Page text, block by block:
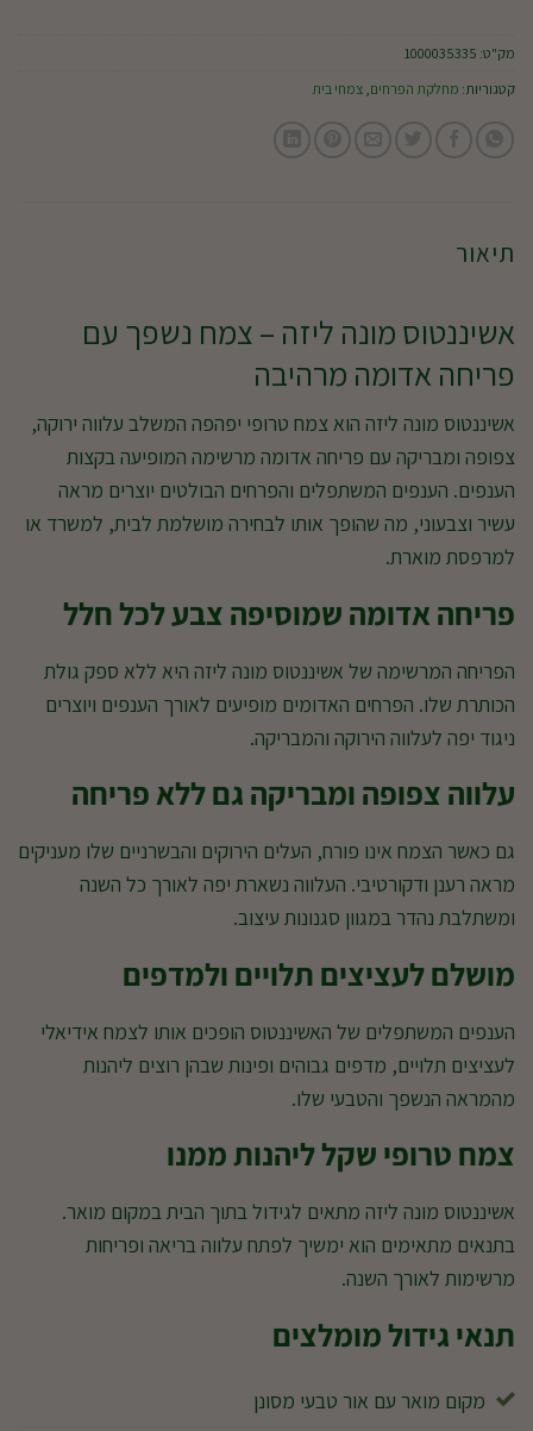
מק"ט: 1000035335
קטגוריות: מחלקת הפרחים,צמחי בית
תיאור
אשיננטוס מונה ליזה – צמח נשפך עם
פריחה אדומה מרהיבה
אשיננטוס מונה ליזה הוא צמח טרופי יפהפה המשלב עלווה ירוקה,
צפופה ומבריקה עם פריחה אדומה מרשימה המופיעה בקצות
הענפים. הענפים המשתפלים והפרחים הבולטים יוצרים מראה
עשיר וצבעוני, מה שהופך אותו לבחירה מושלמת לבית, למשרד או
למרפסת מוארת.
פריחה אדומה שמוסיפה צבע לכל חלל
הפריחה המרשימה של אשיננטוס מונה ליזה היא ללא ספק גולת
הכותרת שלו. הפרחים האדומים מופיעים לאורך הענפים ויוצרים
ניגוד יפה לעלווה הירוקה והמבריקה.
עלווה צפופה ומבריקה גם ללא פריחה
גם כאשר הצמח אינו פורח, העלים הירוקים והבשרניים שלו מעניקים
מראה רענן ודקורטיבי. העלווה נשארת יפה לאורך כל השנה
ומשתלבת נהדר במגוון סגנונות עיצוב.
מושלם לעציצים תלויים ולמדפים
הענפים המשתפלים של האשיננטוס הופכים אותו לצמח אידיאלי
לעציצים תלויים, מדפים גבוהים ופינות שבהן רוצים ליהנות
מהמראה הנשפך והטבעי שלו.
צמח טרופי שקל ליהנות ממנו
אשיננטוס מונה ליזה מתאים לגידול בתוך הבית במקום מואר.
בתנאים מתאימים הוא ימשיך לפתח עלווה בריאה ופריחות
מרשימות לאורך השנה.
תנאי גידול מומלצים
מקום מואר עם אור טבעי מסונן